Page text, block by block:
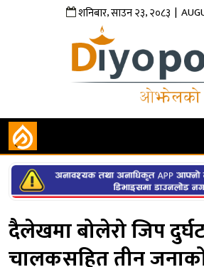
शनिबार,साउन२३,२०८३ |
दैलेखमा बोलेरो जिप
चालकसहित तीन